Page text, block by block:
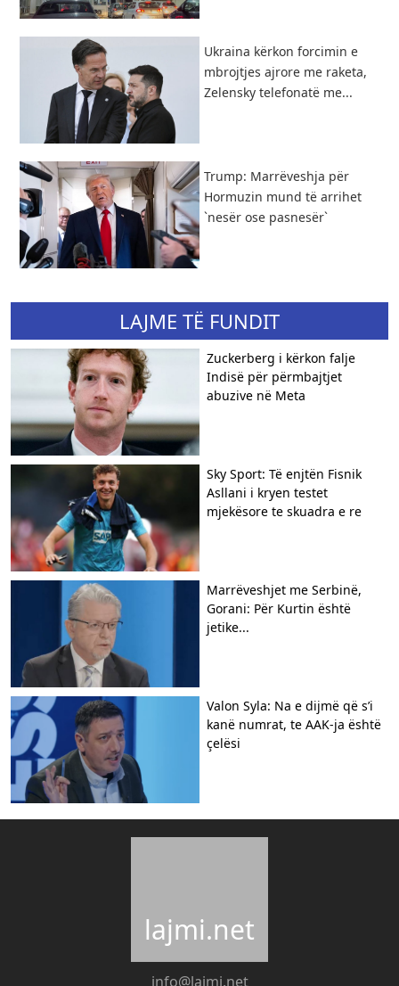
Ukraina kërkon forcimin e
mbrojtjes ajrore me raketa,
Zelensky telefonatë me...
Trump: Marrëveshja për
Hormuzin mund të arrihet
`nesër ose pasnesër`
LAJME TË FUNDIT
Zuckerberg i kërkon falje
Indisë për përmbajtjet
abuzive në Meta
Sky Sport: Të enjtën Fisnik
Asllani i kryen testet
mjekësore te skuadra e re
Marrëveshjet me Serbinë,
Gorani: Për Kurtin është
jetike...
Valon Syla: Na e dijmë që s’i
kanë numrat, te AAK-ja është
çelësi
lajmi.net
info@lajmi.net